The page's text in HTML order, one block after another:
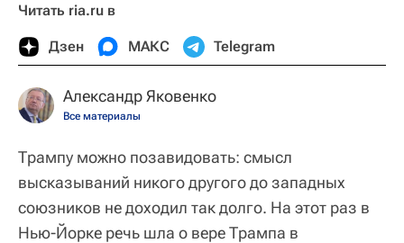
Читать ria.ru в
Дзен МАКС Telegram
Александр Яковенко
Все материалы
Трампу можно позавидовать: смысл
высказываний никого другого до западных
союзников не доходил так долго. На этот раз в
Нью-Йорке речь шла о вере Трампа в